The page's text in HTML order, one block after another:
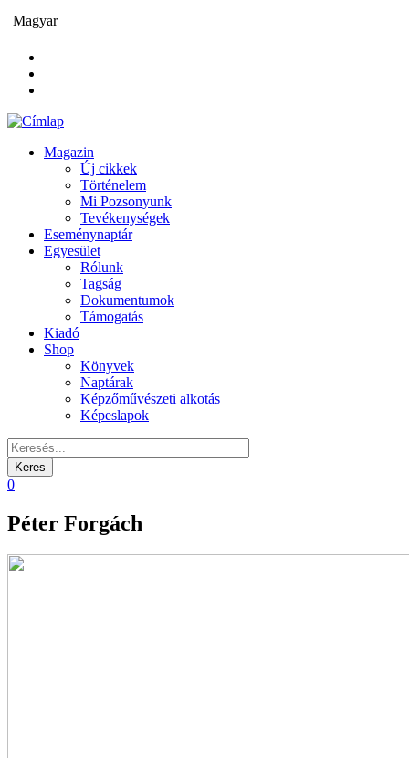
Ugrás
Magyar
navigation
Magazin
Új cikkek
Történelem
Mi Pozsonyunk
Tevékenységek
Eseménynaptár
Egyesület
Rólunk
Tagság
Dokumentumok
Támogatás
Kiadó
Shop
Könyvek
Naptárak
Képzőművészeti alkotás
Képeslapok
0
Péter Forgách